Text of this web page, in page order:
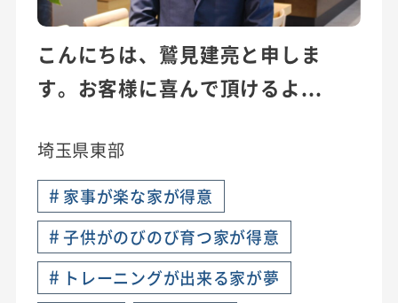
こんにちは、鷲見建亮と申しま
す。お客様に喜んで頂けるよ...
埼玉県東部
# 家事が楽な家が得意
# 子供がのびのび育つ家が得意
# トレーニングが出来る家が夢